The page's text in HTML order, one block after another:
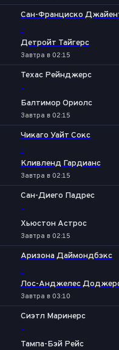
Сан-Франциско
-
Детройт Тайгерс
Завтра в 02:15
Техас Рейнджерс
-
Балтимор Ориолс
Завтра в 02:15
Чикаго Уайт Сокс
-
Кливленд Гардианс
Завтра в 02:15
Сан-Диего Падрес
-
Хьюстон Астрос
Завтра в 02:15
Аризона Даймондбэкс
-
Лос-Анджелес
Завтра в 03:10
Сиэтл Маринерс
-
Тампа-Бэй Рейс